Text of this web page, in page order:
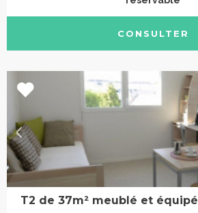
CONSULTER
T2 de 37m² meublé et équipé